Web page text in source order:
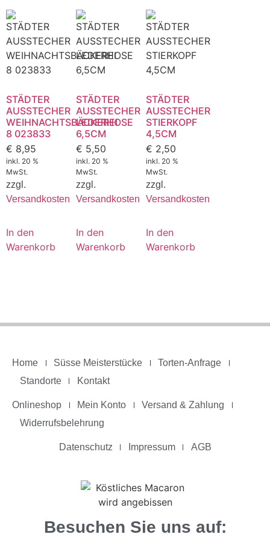
STÄDTER
AUSSTECHER
WEIHNACHTSBÄCKEREI
8 023833
€ 8,95
inkl. 20 %
MwSt.
zzgl.
Versandkosten
In den
Warenkorb
STÄDTER
AUSSTECHER
LEDERHOSE
6,5CM
€ 5,50
inkl. 20 %
MwSt.
zzgl.
Versandkosten
In den
Warenkorb
STÄDTER
AUSSTECHER
STIERKOPF
4,5CM
€ 2,50
inkl. 20 %
MwSt.
zzgl.
Versandkosten
In den
Warenkorb
Home Süsse Meisterstücke
Torten-Anfrage
Standorte
Kontakt
Onlineshop Mein Konto
Versand & Zahlung
Widerrufsbelehrung
Datenschutz Impressum AGB
Besuchen Sie uns auf: